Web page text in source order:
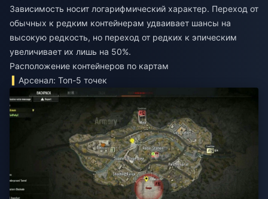
Зависимость носит логарифмический характер. Переход от
обычных к редким контейнерам удваивает шансы на
высокую редкость, но переход от редких к эпическим
увеличивает их лишь на 50%.
Расположение контейнеров по картам
Арсенал: Топ-5 точек